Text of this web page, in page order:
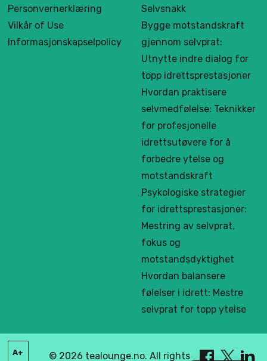
Personvernerklæring
Vilkår of Use
Informasjonskapselpolicy
Selvsnakk
Bygge motstandskraft
gjennom selvprat:
Utnytte indre dialog for
topp idrettsprestasjoner
Hvordan praktisere
selvmedfølelse: Teknikker
for profesjonelle
idrettsutøvere for å
forbedre ytelse og
motstandskraft
Psykologiske strategier
for idrettsprestasjoner:
Mestring av selvprat,
fokus og
motstandsdyktighet
Hvordan balansere
følelser i idrett: Mestre
selvprat for topp ytelse
A+ © 2026 tealounge.no. All rights